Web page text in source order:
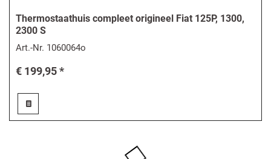
Thermostaathuis compleet origineel Fiat 125P, 1300,
2300 S
Art.-Nr. 1060064o
€ 199,95 *